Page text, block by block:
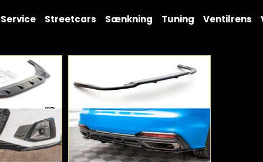
Service Streetcars Sænkning Tuning Ventilrens